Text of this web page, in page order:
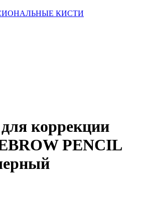
КИСТИ
коррекции
PENCIL